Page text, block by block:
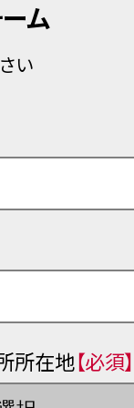
ム
い
所在地【必須